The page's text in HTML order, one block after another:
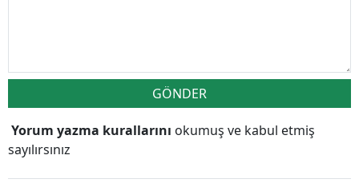
GÖNDER
Yorum yazma kurallarını okumuş ve kabul etmiş
sayılırsınız